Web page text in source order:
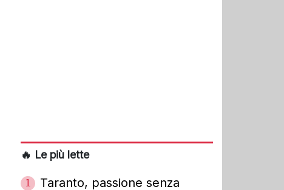
🔥 Le più lette
1
Taranto, passione senza